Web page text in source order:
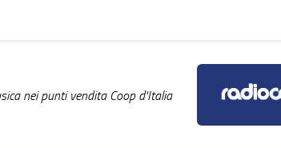
nei punti vendita Coop d'Italia